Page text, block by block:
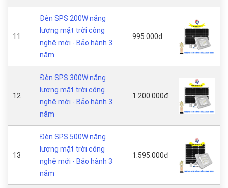
11
Đèn SPS 200W năng
lượng mặt trời công
nghệ mới - Bảo hành 3
năm
995.000đ
12
Đèn SPS 300W năng
lượng mặt trời công
nghệ mới - Bảo hành 3
năm
1.200.000đ
13
Đèn SPS 500W năng
lượng mặt trời công
nghệ mới - Bảo hành 3
năm
1.595.000đ